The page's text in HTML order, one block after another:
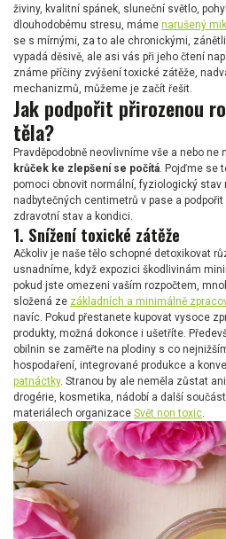
živiny, kvalitní spánek, sluneční světlo,
dlouhodobému stresu, máme narušený
se s mírnými, za to ale chronickými,
vypadá děsivě, ale asi vás při jeho čtení
známe příčiny zvýšení toxické zátěže,
mechanizmů, můžeme je začít řešit.
Jak podpořit přirozenou
těla?
Pravděpodobně neovlivníme vše a nebo ne
krůček ke zlepšení se počítá . Pojďme se
pomoci obnovit normální, fyziologický
nadbytečných centimetrů v pase a
zdravotní stav a kondici.
1. Snížení toxické zátěže
Ačkoliv je naše tělo schopné detoxikovat
usnadníme, když expozici škodlivinám
pokud jste omezeni vaším rozpočtem,
složená ze základních a minimálně
navíc. Pokud přestanete kupovat vysoce
produkty, možná dokonce i ušetříte.
obilnin se zaměřte na plodiny s co
hospodaření, integrované produkce a
patnáctky. Stranou by ale neměla zůstat
drogérie, kosmetika, nádobí a další
materiálech organizace Svět non toxic